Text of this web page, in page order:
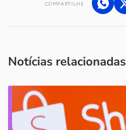
COMPARTILHE
Notícias relacionadas